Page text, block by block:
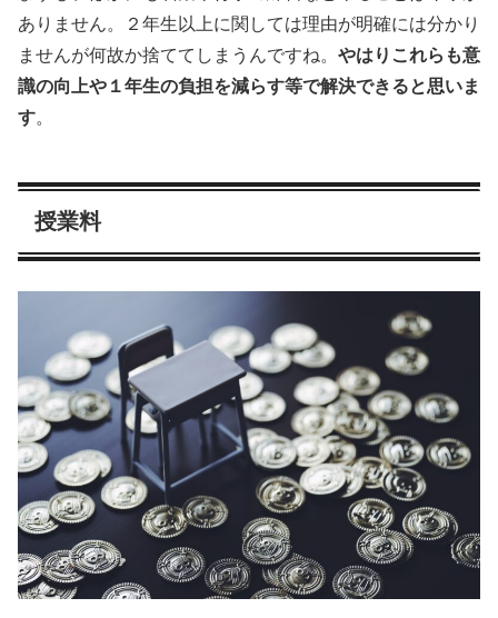
ありません。２年生以上に関しては理由が明確には分かり
ませんが何故か捨ててしまうんですね。 やはりこれらも意
識の向上や１年生の負担を減らす等で解決できると思いま
す。
授業料